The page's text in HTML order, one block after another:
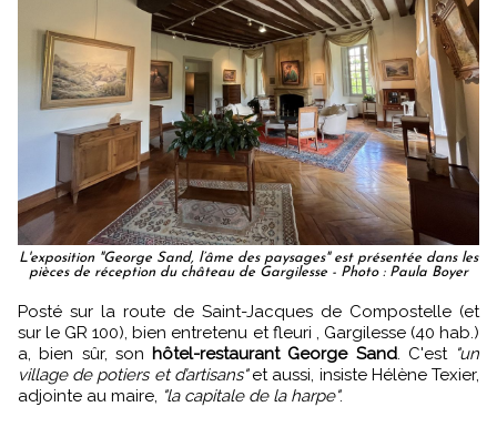
L'exposition "George Sand, l’âme des paysages" est présentée dans les
pièces de réception du château de Gargilesse - Photo : Paula Boyer
Posté sur la route de Saint-Jacques de Compostelle (et
sur le GR 100), bien entretenu et fleuri , Gargilesse (40 hab.)
a, bien sûr, son hôtel-restaurant George Sand. C'est "un
village de potiers et d’artisans"et aussi, insiste Hélène Texier,
adjointe au maire, "la capitale de la harpe".